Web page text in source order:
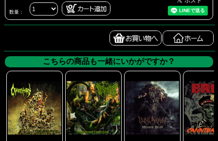
数量：
こちらの商品も一緒にいかがですか？